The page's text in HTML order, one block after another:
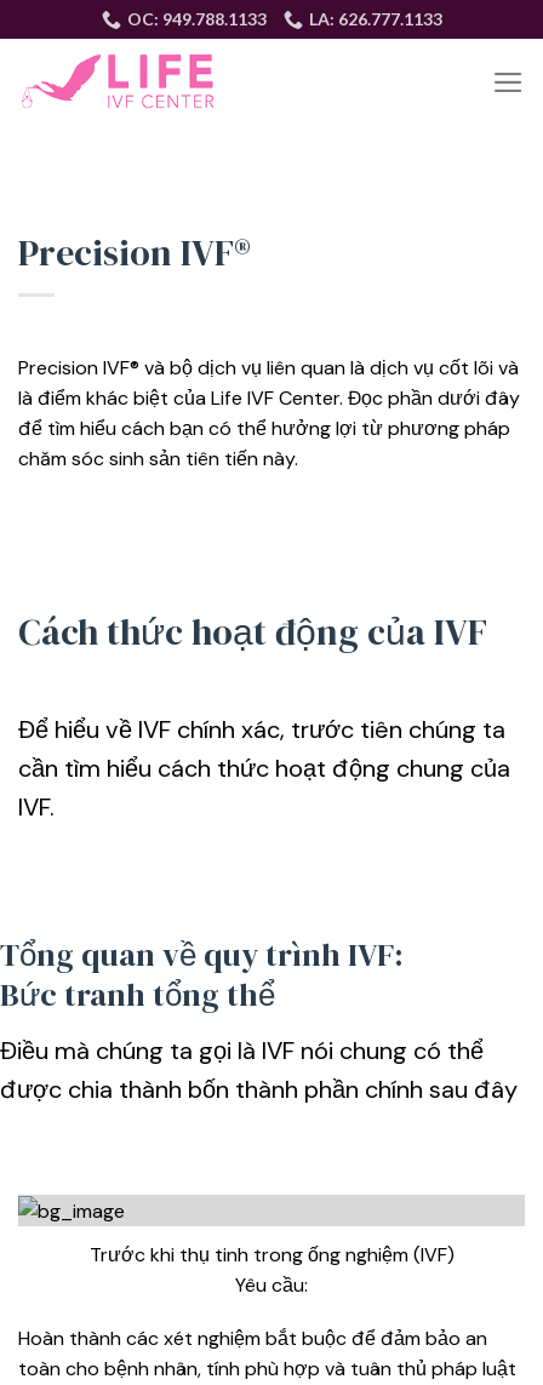
to
content
OC: 949.788.1133 LA: 626.777.1133
Precision IVF®
Precision IVF® và bộ dịch vụ liên quan là dịch vụ cốt lõi và
là điểm khác biệt của Life IVF Center. Đọc phần dưới đây
để tìm hiểu cách bạn có thể hưởng lợi từ phương pháp
chăm sóc sinh sản tiên tiến này.
Cách thức hoạt động của IVF
Để hiểu về IVF chính xác, trước tiên chúng ta
cần tìm hiểu cách thức hoạt động chung của
IVF.
Tổng quan về quy trình IVF:
Bức tranh tổng thể
Điều mà chúng ta gọi là IVF nói chung có thể
được chia thành bốn thành phần chính sau đây
Trước khi thụ tinh trong ống nghiệm (IVF)
Yêu cầu:
Hoàn thành các xét nghiệm bắt buộc để đảm bảo an
toàn cho bệnh nhân, tính phù hợp và tuân thủ pháp luật